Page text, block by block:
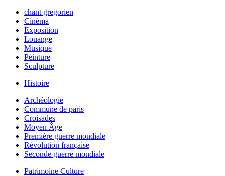
chant gregorien
Cinéma
Exposition
Louange
Musique
Peinture
Sculpture
Histoire
Archéologie
Commune de paris
Croisades
Moyen Âge
Première guerre mondiale
Révolution française
Seconde guerre mondiale
Patrimoine Culture